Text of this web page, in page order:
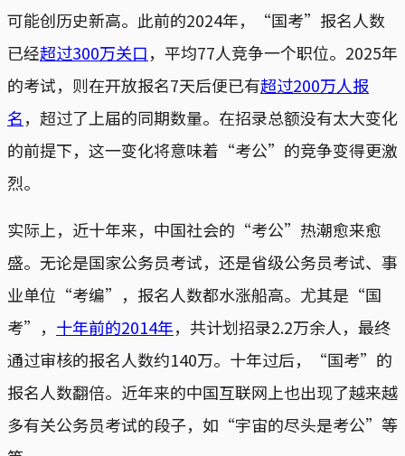
可能创历史新高。此前的2024年，“国考”报名人数
已经超过300万关口，平均77人竞争一个职位。2025年
的考试，则在开放报名7天后便已有超过200万人报
名，超过了上届的同期数量。在招录总额没有太大变化
的前提下，这一变化将意味着“考公”的竞争变得更激
烈。
实际上，近十年来，中国社会的“考公”热潮愈来愈
盛。无论是国家公务员考试，还是省级公务员考试、事
业单位“考编”，报名人数都水涨船高。尤其是“国
考”， 十年前的2014年，共计划招录2.2万余人，最终
通过审核的报名人数约140万。十年过后，“国考”的
报名人数翻倍。近年来的中国互联网上也出现了越来越
多有关公务员考试的段子，如“宇宙的尽头是考公”等